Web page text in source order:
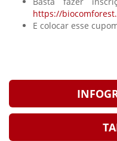
https://
E colocar esse